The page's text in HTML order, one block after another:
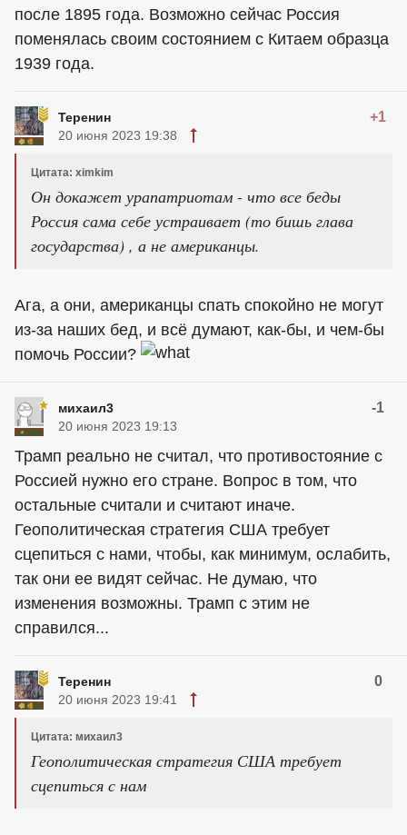
после 1895 года. Возможно сейчас Россия
поменялась своим состоянием с Китаем образца
1939 года.
Теренин +1
20 июня 2023 19:38
Цитата: ximkim
Он докажет урапатриотам - что все беды
Россия сама себе устраивает (то бишь глава
государства) , а не американцы.
Ага, а они, американцы спать спокойно не могут
из-за наших бед, и всё думают, как-бы, и чем-бы
помочь России?
михаил3 -1
20 июня 2023 19:13
Трамп реально не считал, что противостояние с
Россией нужно его стране. Вопрос в том, что
остальные считали и считают иначе.
Геополитическая стратегия США требует
сцепиться с нами, чтобы, как минимум, ослабить,
так они ее видят сейчас. Не думаю, что
изменения возможны. Трамп с этим не
справился...
Теренин 0
20 июня 2023 19:41
Цитата: михаил3
Геополитическая стратегия США требует
сцепиться с нам